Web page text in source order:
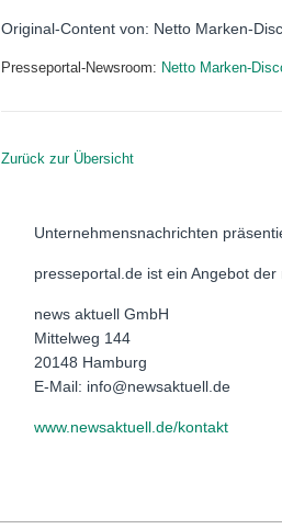
Original-Content von: Netto Marken-
Presseportal-Newsroom: Netto Marken-
Zurück zur Übersicht
Unternehmensnachrichten
presseportal.de ist ein Angebot der
news aktuell GmbH
Mittelweg 144
20148 Hamburg
E-Mail: info@newsaktuell.de
www.newsaktuell.de/kontakt